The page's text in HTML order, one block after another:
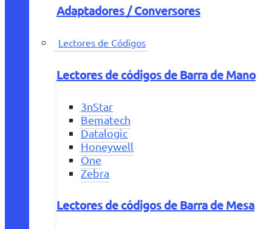
Adaptadores / Conversores
Lectores de Códigos
Lectores de códigos de Barra de Mano
3nStar
Bematech
Datalogic
Honeywell
One
Zebra
Lectores de códigos de Barra de Mesa